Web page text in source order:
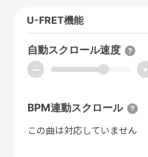
U-FRET機能
自動スクロール速度
ー +
BPM連動スクロール
この曲は対応していません